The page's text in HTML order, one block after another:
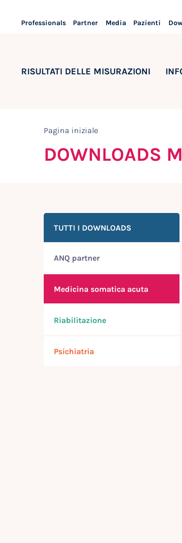
Professionals Partner Media Pazienti
RISULTATI DELLE MISURAZIONI
Pagina iniziale
DOWNLOADS
TUTTI I DOWNLOADS
ANQ partner
Medicina somatica acuta
Riabilitazione
Psichiatria